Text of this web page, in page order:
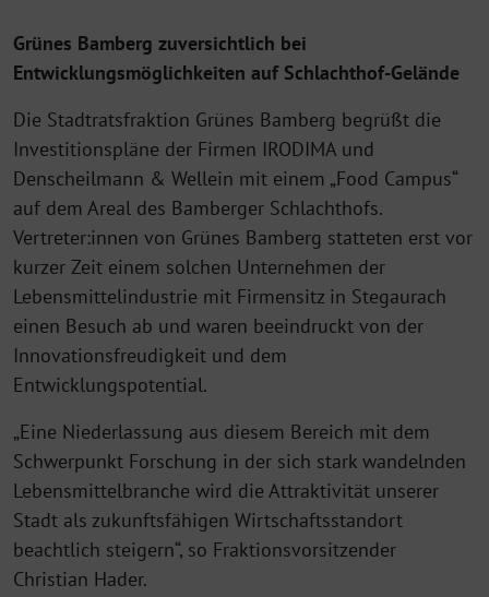
Grünes Bamberg zuversichtlich bei
Entwicklungsmöglichkeiten auf Schlachthof-Gelände
Die Stadtratsfraktion Grünes Bamberg begrüßt die
Investitionspläne der Firmen IRODIMA und
Denscheilmann & Wellein mit einem „Food Campus“
auf dem Areal des Bamberger Schlachthofs.
Vertreter:innen von Grünes Bamberg statteten erst vor
kurzer Zeit einem solchen Unternehmen der
Lebensmittelindustrie mit Firmensitz in Stegaurach
einen Besuch ab und waren beeindruckt von der
Innovationsfreudigkeit und dem
Entwicklungspotential.
„Eine Niederlassung aus diesem Bereich mit dem
Schwerpunkt Forschung in der sich stark wandelnden
Lebensmittelbranche wird die Attraktivität unserer
Stadt als zukunftsfähigen Wirtschaftsstandort
beachtlich steigern“, so Fraktionsvorsitzender
Christian Hader.